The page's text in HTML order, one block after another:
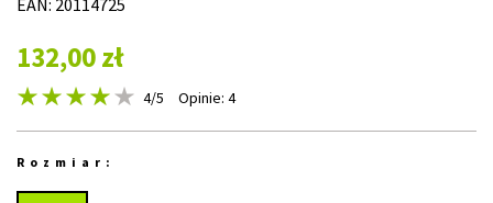
EAN: 20114725
132,00 zł
4/5 Opinie: 4
Rozmiar: